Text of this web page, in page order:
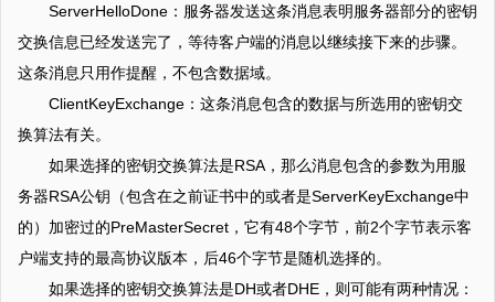
ServerHelloDone：服务器发送这条消息表明服务器部分的密钥
交换信息已经发送完了，等待客户端的消息以继续接下来的步骤。
这条消息只用作提醒，不包含数据域。
ClientKeyExchange：这条消息包含的数据与所选用的密钥交
换算法有关。
如果选择的密钥交换算法是RSA，那么消息包含的参数为用服
务器RSA公钥（包含在之前证书中的或者是ServerKeyExchange中
的）加密过的PreMasterSecret，它有48个字节，前2个字节表示客
户端支持的最高协议版本，后46个字节是随机选择的。
如果选择的密钥交换算法是DH或者DHE，则可能有两种情况：